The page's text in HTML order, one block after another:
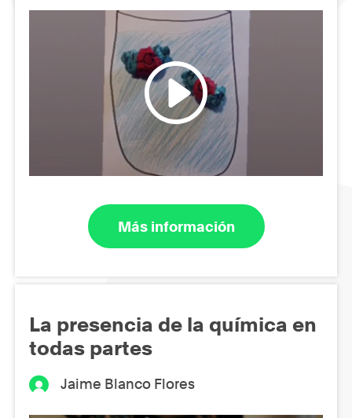
Más información
La presencia de la química en
todas partes
Jaime Blanco Flores